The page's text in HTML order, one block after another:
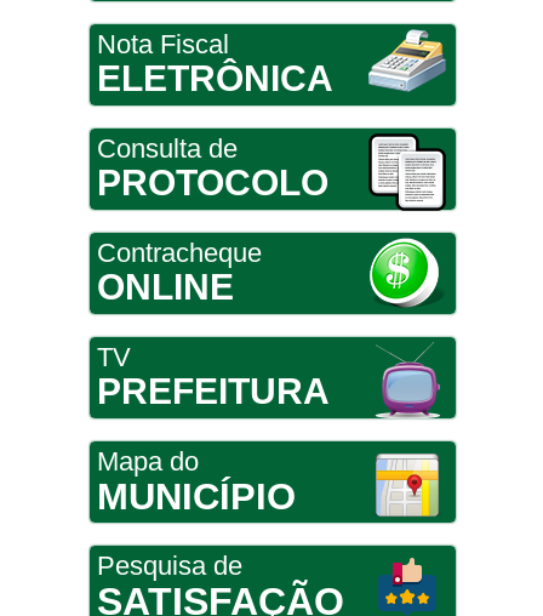
Nota Fiscal
ELETRÔNICA
Consulta de
PROTOCOLO
Contracheque
ONLINE
TV
PREFEITURA
Mapa do
MUNICÍPIO
Pesquisa de
SATISFAÇÃO